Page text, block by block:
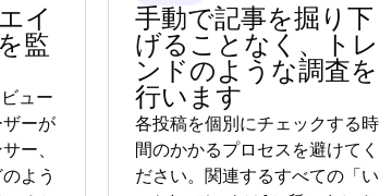
イ
監
ュー
ーが
ー、
よう
手動で記事を掘り下
げることなく、トレ
ンドのような調査を
行います
各投稿を個別にチェックする時
間のかかるプロセスを避けてく
ださい。関連するすべての「い